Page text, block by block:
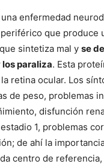
enfermedad
que produce
sintetiza mal y se
paraliza. Esta
retina ocular. Los
de peso, problemas
disfunción
1, problemas
de ahí la
centro de